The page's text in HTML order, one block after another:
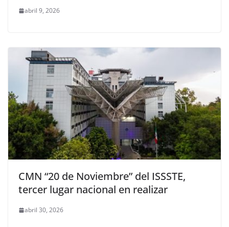
abril 9, 2026
CMN “20 de Noviembre” del ISSSTE,
tercer lugar nacional en realizar
abril 30, 2026